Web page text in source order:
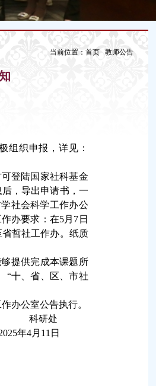
当前位置： 首页 教师公告
组织申报，详见：
登陆国家社科基金
后，导出申请书，一
社会科学工作办公
办要求：在5月7日
哲社工作办。纸质
提供完成本课题所
“十、省、区、市社
办公室公告执行。
科研处
年4月11日